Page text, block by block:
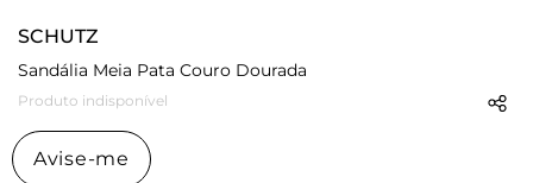
SCHUTZ
Sandália Meia Pata Couro Dourada
Produto indisponível
Avise-me